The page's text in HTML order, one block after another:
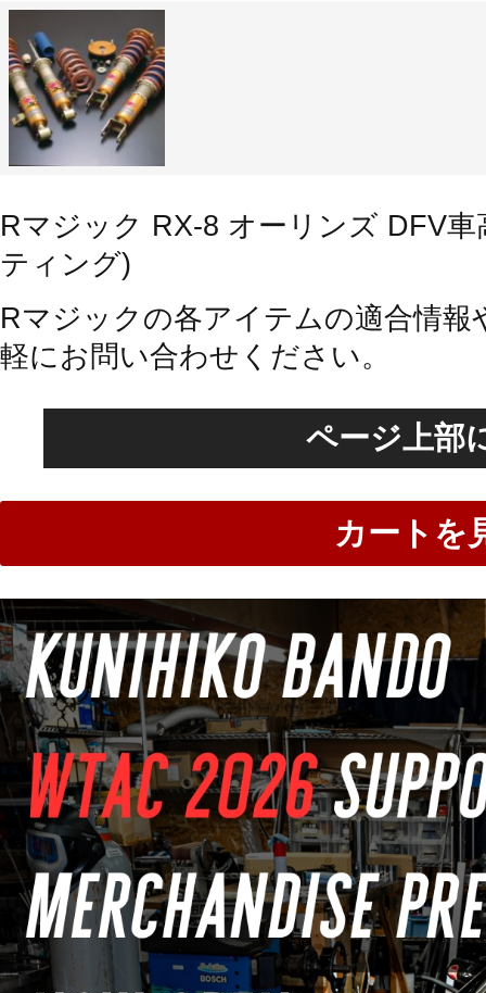
Rマジック RX-8 オーリンズ DFV
ティング)
Rマジックの各アイテムの適合情報
軽にお問い合わせください。
ページ上部
カートを